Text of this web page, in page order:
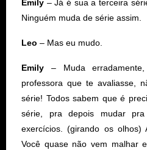
Emily – Já é sua a terceira
Ninguém muda de série assim.
Leo – Mas eu mudo.
Emily – Muda
professora que te avaliasse,
série! Todos sabem que é
série, pra depois mudar
exercícios. (girando os olhos)
Você quase não vem malhar